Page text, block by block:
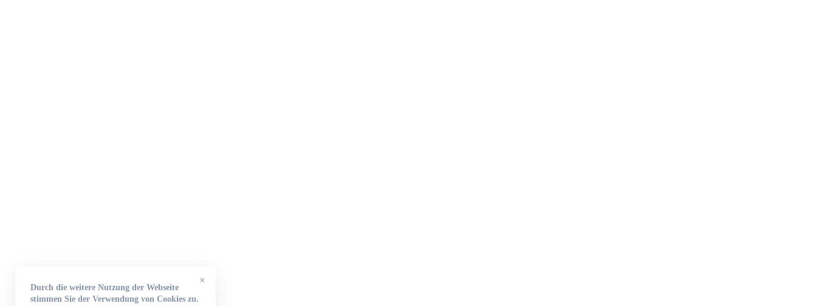
×
Durch die weitere Nutzung der Webseite
stimmen Sie der Verwendung von Cookies zu.